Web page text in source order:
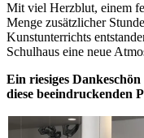
Mit viel Herzblut, einem
Menge zusätzlicher
Kunstunterrichts
Schulhaus eine neue
Ein riesiges Dankeschön
diese beeindruckenden